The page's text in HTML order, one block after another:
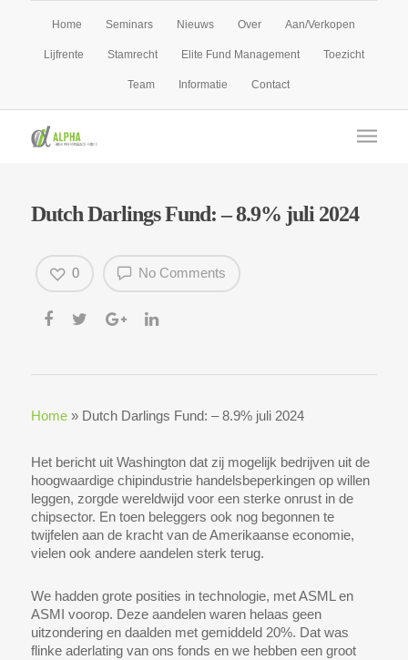
Home Seminars Nieuws Over Aan/Verkopen
Lijfrente Stamrecht Elite Fund Management Toezicht
Team Informatie Contact
Dutch Darlings Fund: – 8.9% juli 2024
No Comments
0
Home» Dutch Darlings Fund: – 8.9% juli 2024
Het bericht uit Washington dat zij mogelijk bedrijven uit de
hoogwaardige chipindustrie handelsbeperkingen op willen
leggen, zorgde wereldwijd voor een sterke onrust in de
chipsector. En toen beleggers ook nog begonnen te
twijfelen aan de kracht van de Amerikaanse economie,
vielen ook andere aandelen sterk terug.
We hadden grote posities in technologie, met ASML en
ASMI voorop. Deze aandelen waren helaas geen
uitzondering en daalden met gemiddeld 20%. Dat was
flinke aderlating van ons fonds en we hebben een groot